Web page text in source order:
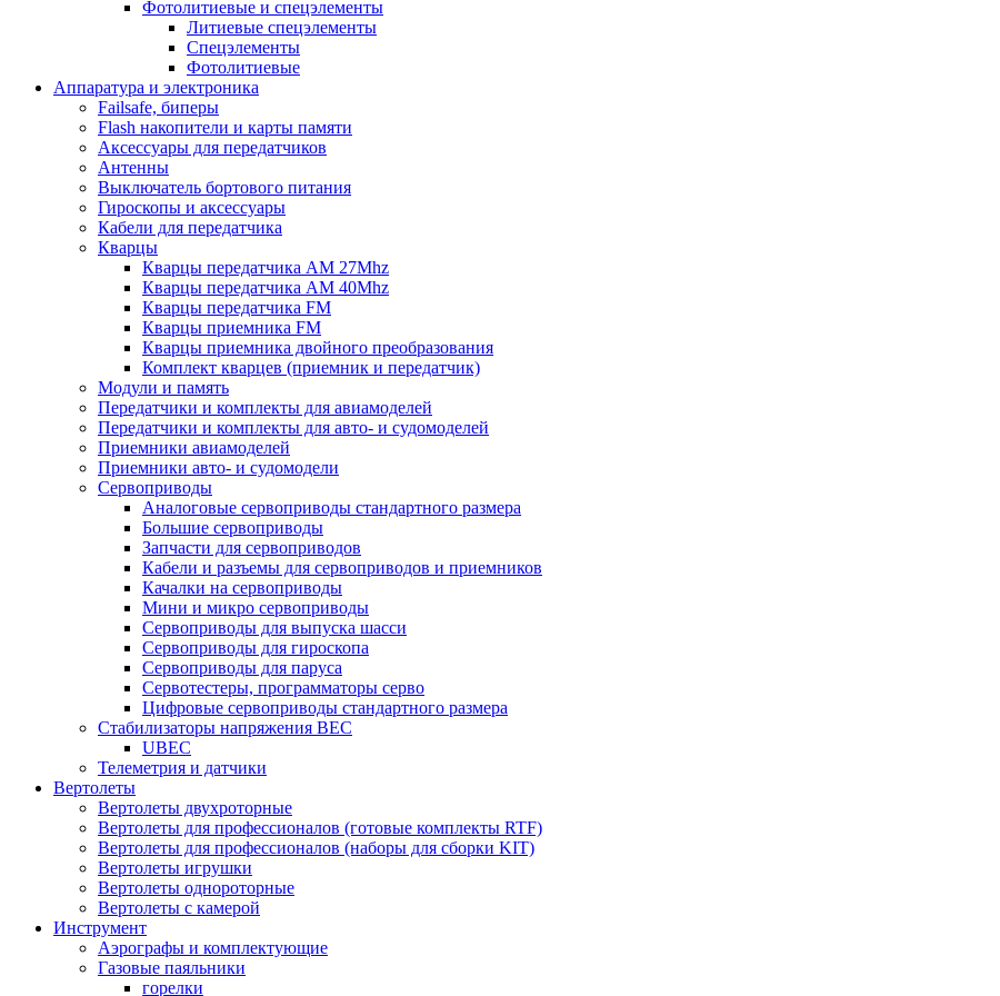
Фотолитиевые и спецэлементы
Литиевые спецэлементы
Спецэлементы
Фотолитиевые
Аппаратура и электроника
Failsafe, биперы
Flash накопители и карты памяти
Аксессуары для передатчиков
Антенны
Выключатель бортового питания
Гироскопы и аксессуары
Кабели для передатчика
Кварцы
Кварцы передатчика AM 27Mhz
Кварцы передатчика AM 40Mhz
Кварцы передатчика FM
Кварцы приемника FM
Кварцы приемника двойного преобразования
Комплект кварцев (приемник и передатчик)
Модули и память
Передатчики и комплекты для авиамоделей
Передатчики и комплекты для авто- и судомоделей
Приемники авиамоделей
Приемники авто- и судомодели
Сервоприводы
Аналоговые сервоприводы стандартного размера
Большие сервоприводы
Запчасти для сервоприводов
Кабели и разъемы для сервоприводов и приемников
Качалки на сервоприводы
Мини и микро сервоприводы
Сервоприводы для выпуска шасси
Сервоприводы для гироскопа
Сервоприводы для паруса
Сервотестеры, программаторы серво
Цифровые сервоприводы стандартного размера
Стабилизаторы напряжения BEC
UBEC
Телеметрия и датчики
Вертолеты
Вертолеты двухроторные
Вертолеты для профессионалов (готовые комплекты RTF)
Вертолеты для профессионалов (наборы для сборки KIT)
Вертолеты игрушки
Вертолеты однороторные
Вертолеты с камерой
Инструмент
Аэрографы и комплектующие
Газовые паяльники
горелки